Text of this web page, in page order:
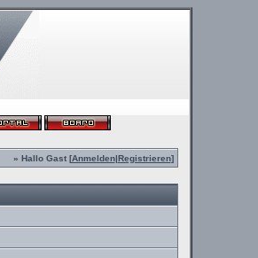
» Hallo Gast [Anmelden|Registrieren]